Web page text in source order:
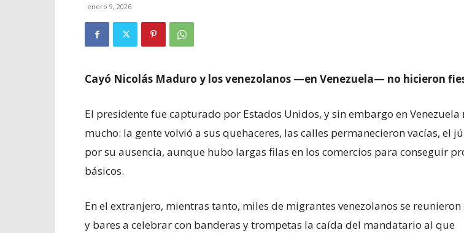
enero 9, 2026
Cayó Nicolás Maduro y los venezolanos —en Venezuela— no hicieron
El presidente fue capturado por Estados Unidos, y sin embargo en Venezuela
mucho: la gente volvió a sus quehaceres, las calles permanecieron vacías, el
por su ausencia, aunque hubo largas filas en los comercios para conseguir
básicos.
En el extranjero, mientras tanto, miles de migrantes venezolanos se reunieron
y bares a celebrar con banderas y trompetas la caída del mandatario al que